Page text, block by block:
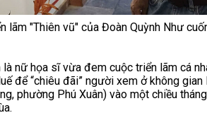
lãm "Thiên vũ" của Đoàn Quỳnh Như
nữ họa sĩ vừa đem cuộc triển lãm cá
để “chiêu đãi” người xem ở không gian
phường Phú Xuân) vào một chiều